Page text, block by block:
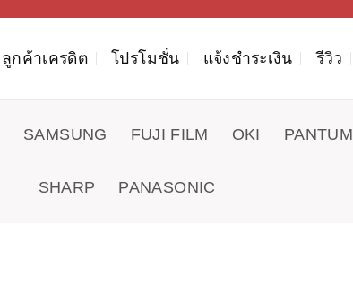
ลูกค้าเครดิต โปรโมชั่น แจ้งชำระเงิน รีวิว
SAMSUNG FUJI FILM OKI PANTUM
SHARP PANASONIC